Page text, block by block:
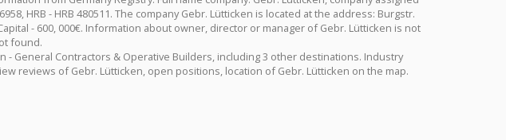
HRB - HRB 480511. The company Gebr. Lütticken is located at the address: Burgstr.
- 600, 000€. Information about owner, director or manager of Gebr. Lütticken is not
found.
- General Contractors & Operative Builders, including 3 other destinations. Industry
reviews of Gebr. Lütticken, open positions, location of Gebr. Lütticken on the map.